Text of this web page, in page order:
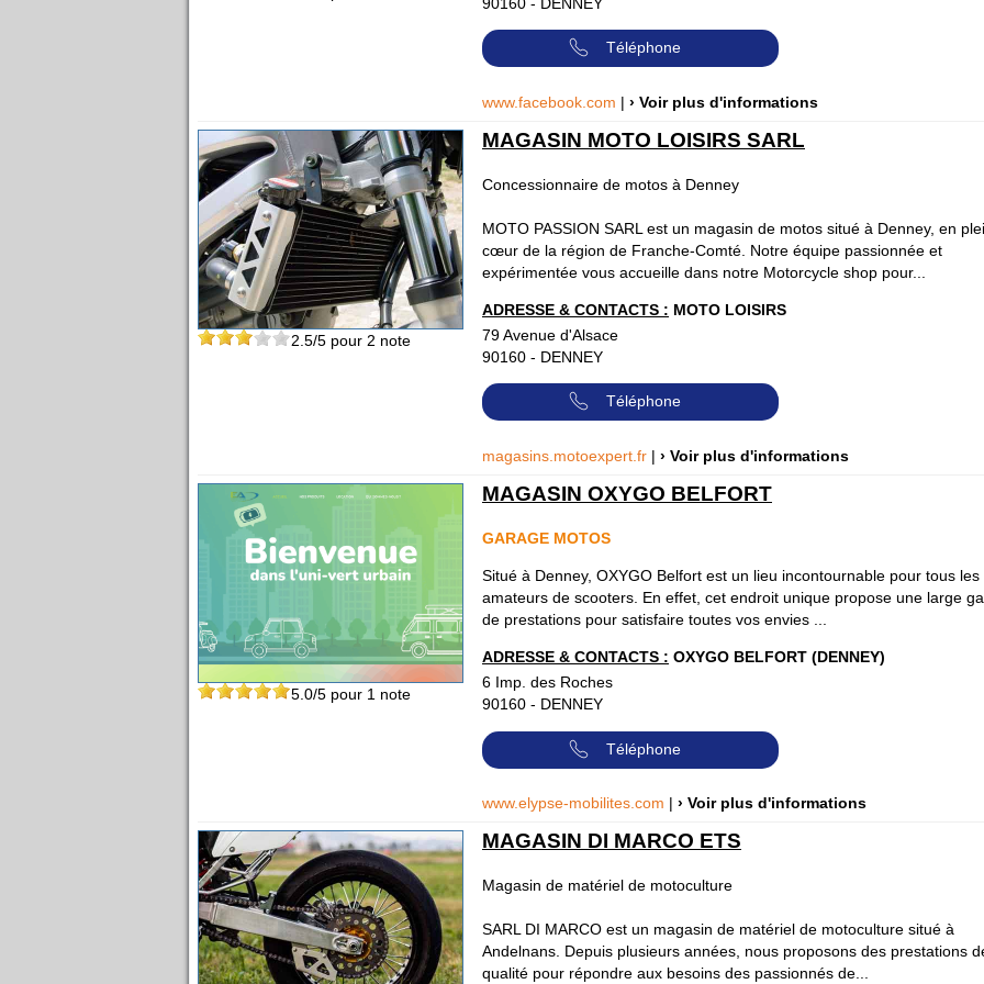
Téléphone
www.facebook.com | › Voir plus d'informations
2.5/5 pour 2 note
MAGASIN MOTO LOISIRS SARL
Concessionnaire de motos à Denney
MOTO PASSION SARL est un magasin de motos situé à Denney, en
cœur de la région de Franche-Comté. Notre équipe passionnée et
expérimentée vous accueille dans notre Motorcycle shop pour...
ADRESSE & CONTACTS : MOTO LOISIRS
79 Avenue d'Alsace
90160 - DENNEY
Téléphone
magasins.motoexpert.fr | › Voir plus d'informations
5.0/5 pour 1 note
MAGASIN OXYGO BELFORT
GARAGE MOTOS
Situé à Denney, OXYGO Belfort est un lieu incontournable pour tous les
amateurs de scooters. En effet, cet endroit unique propose une large
de prestations pour satisfaire toutes vos envies ...
ADRESSE & CONTACTS : OXYGO BELFORT (DENNEY)
6 Imp. des Roches
90160 - DENNEY
Téléphone
www.elypse-mobilites.com | › Voir plus d'informations
MAGASIN DI MARCO ETS
Magasin de matériel de motoculture
SARL DI MARCO est un magasin de matériel de motoculture situé à
Andelnans. Depuis plusieurs années, nous proposons des prestations
qualité pour répondre aux besoins des passionnés de...